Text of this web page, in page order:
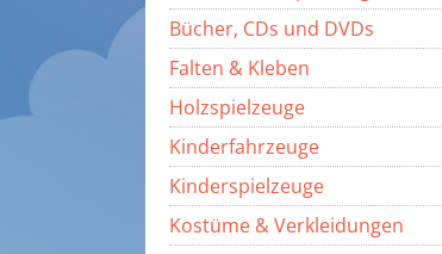
Bücher, CDs und DVDs
Falten & Kleben
Holzspielzeuge
Kinderfahrzeuge
Kinderspielzeuge
Kostüme & Verkleidungen